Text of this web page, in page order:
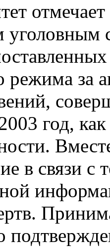
режима за
год,
в связи с